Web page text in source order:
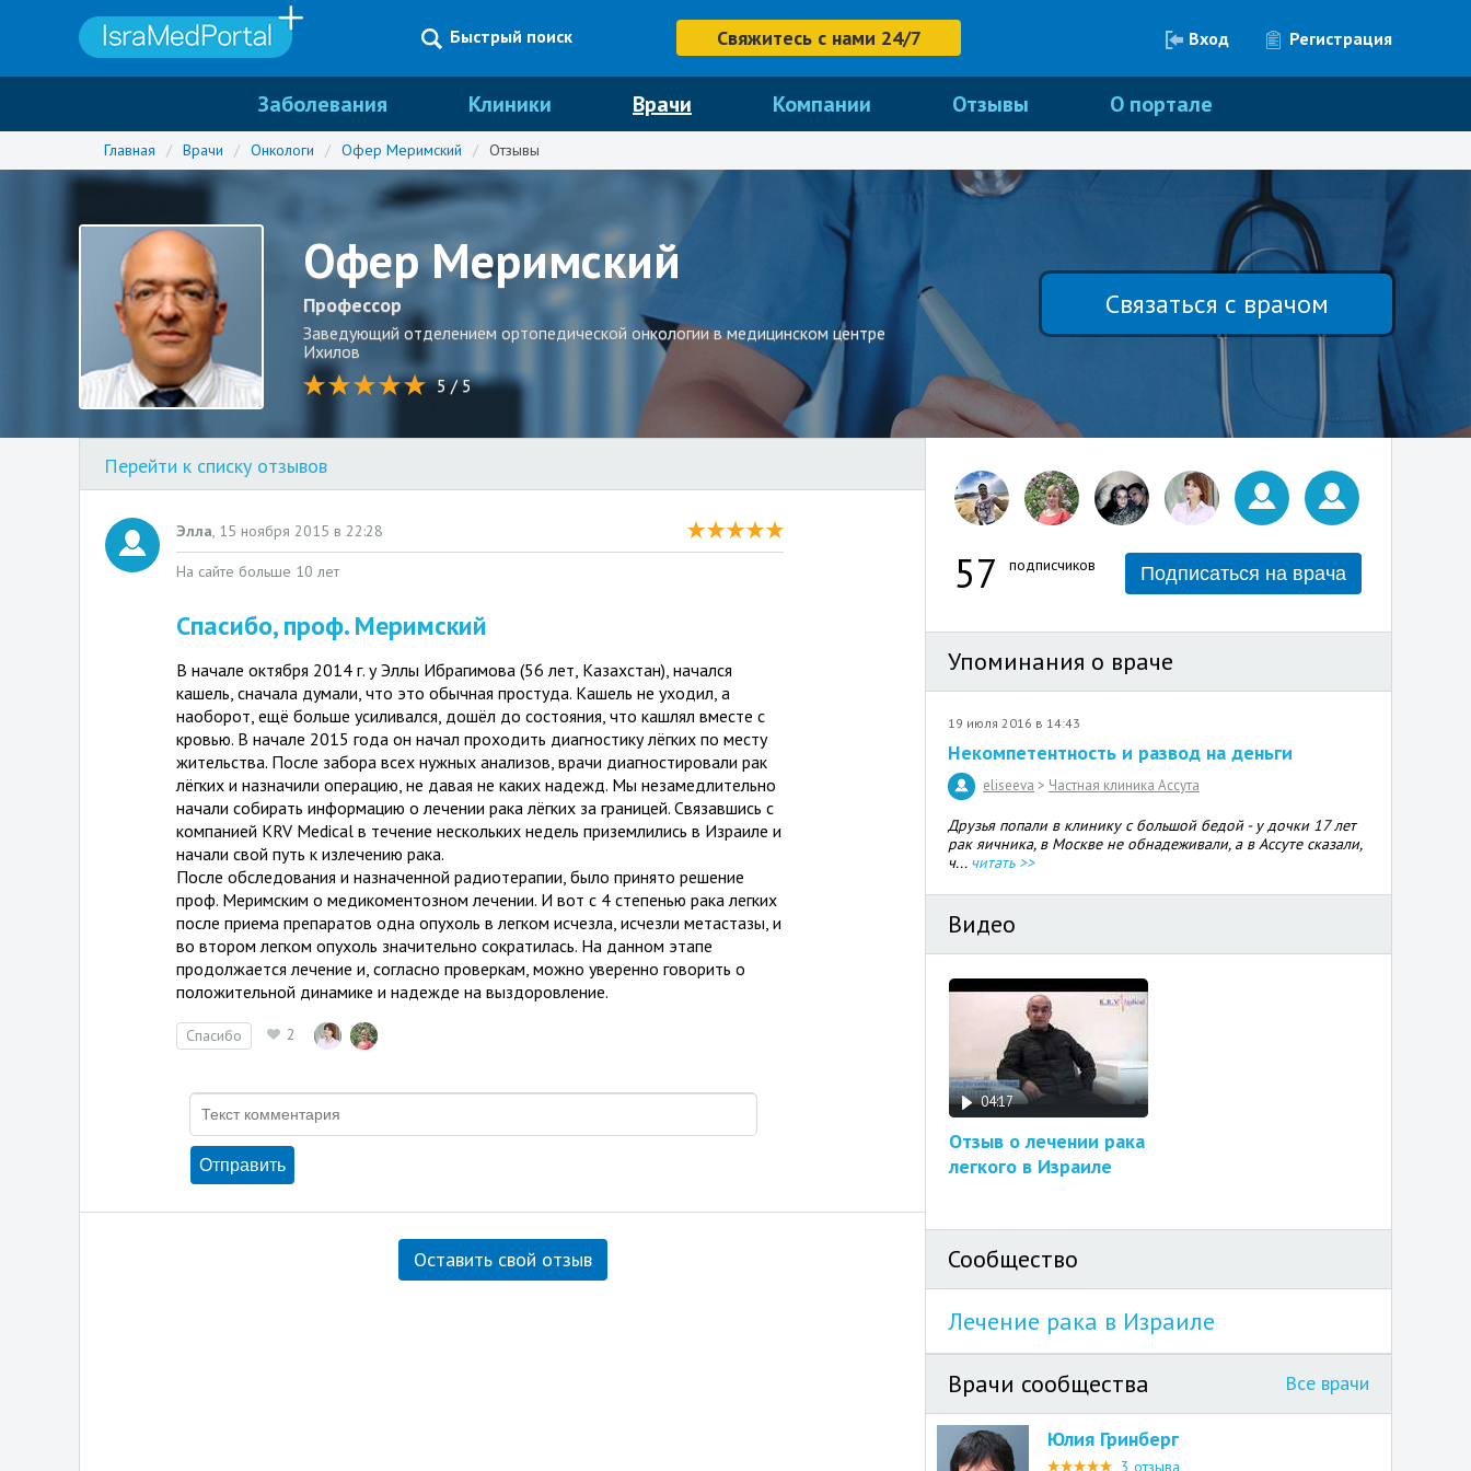
Регистрация
Вход
Быстрый поиск Свяжитесь с нами 24/7
Заболевания Клиники Врачи Компании Отзывы О портале
Главная / Врачи / Онкологи / Офер Меримский / Отзывы
Связаться с врачом
ОферМеримский
Профессор
Заведующий отделением ортопедической онкологии в медицинском центре
Ихилов
5 / 5
Перейти к списку отзывов
Элла, 15 ноября 2015 в 22:28
На сайте больше 10 лет
Спасибо, проф. Меримский
В начале октября 2014 г. у Эллы Ибрагимова (56 лет, Казахстан), начался
кашель, сначала думали, что это обычная простуда. Кашель не уходил, а
наоборот, ещё больше усиливался, дошёл до состояния, что кашлял вместе с
кровью. В начале 2015 года он начал проходить диагностику лёгких по месту
жительства. После забора всех нужных анализов, врачи диагностировали рак
лёгких и назначили операцию, не давая не каких надежд. Мы незамедлительно
начали собирать информацию о лечении рака лёгких за границей. Связавшись с
компанией KRV Medical в течение нескольких недель приземлились в Израиле и
начали свой путь к излечению рака.
После обследования и назначенной радиотерапии, было принято решение
проф. Меримским о медикоментозном лечении. И вот с 4 степенью рака легких
после приема препаратов одна опухоль в легком исчезла, исчезли метастазы, и
во втором легком опухоль значительно сократилась. На данном этапе
продолжается лечение и, согласно проверкам, можно уверенно говорить о
положительной динамике и надежде на выздоровление.
Спасибо 2
Оставить свой отзыв
57 подписчиков Подписаться на врача
Упоминания о враче
19 июля 2016 в 14:43
Некомпетентность и развод на деньги
eliseeva > Частная клиника Ассута
Друзья попали в клинику с большой бедой - у дочки 17 лет
рак яичника, в Москве не обнадеживали, а в Ассуте сказали,
ч... читать >>
Видео
04:17
Отзыв о лечении рака
легкого в Израиле
Сообщество
Лечение рака в Израиле
Все врачи
Врачи сообщества
Юлия Гринберг
3 отзыва